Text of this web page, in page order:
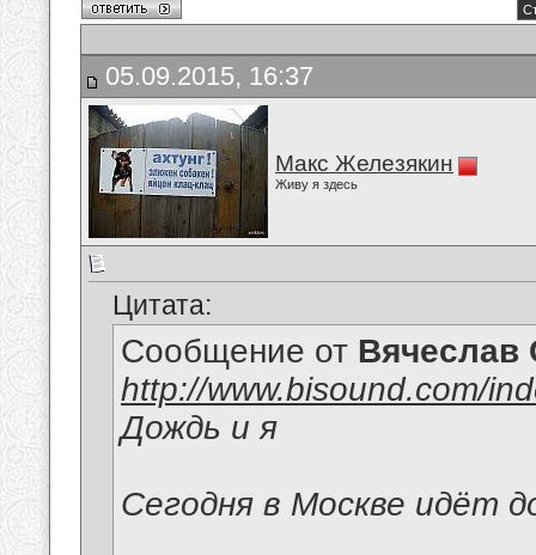
05.09.2015, 16:37
Макс Железякин
Живу я здесь
Цитата:
Сообщение от Вячеслав
http://www.bisound.com/
Дождь и я
Сегодня в Москве идёт